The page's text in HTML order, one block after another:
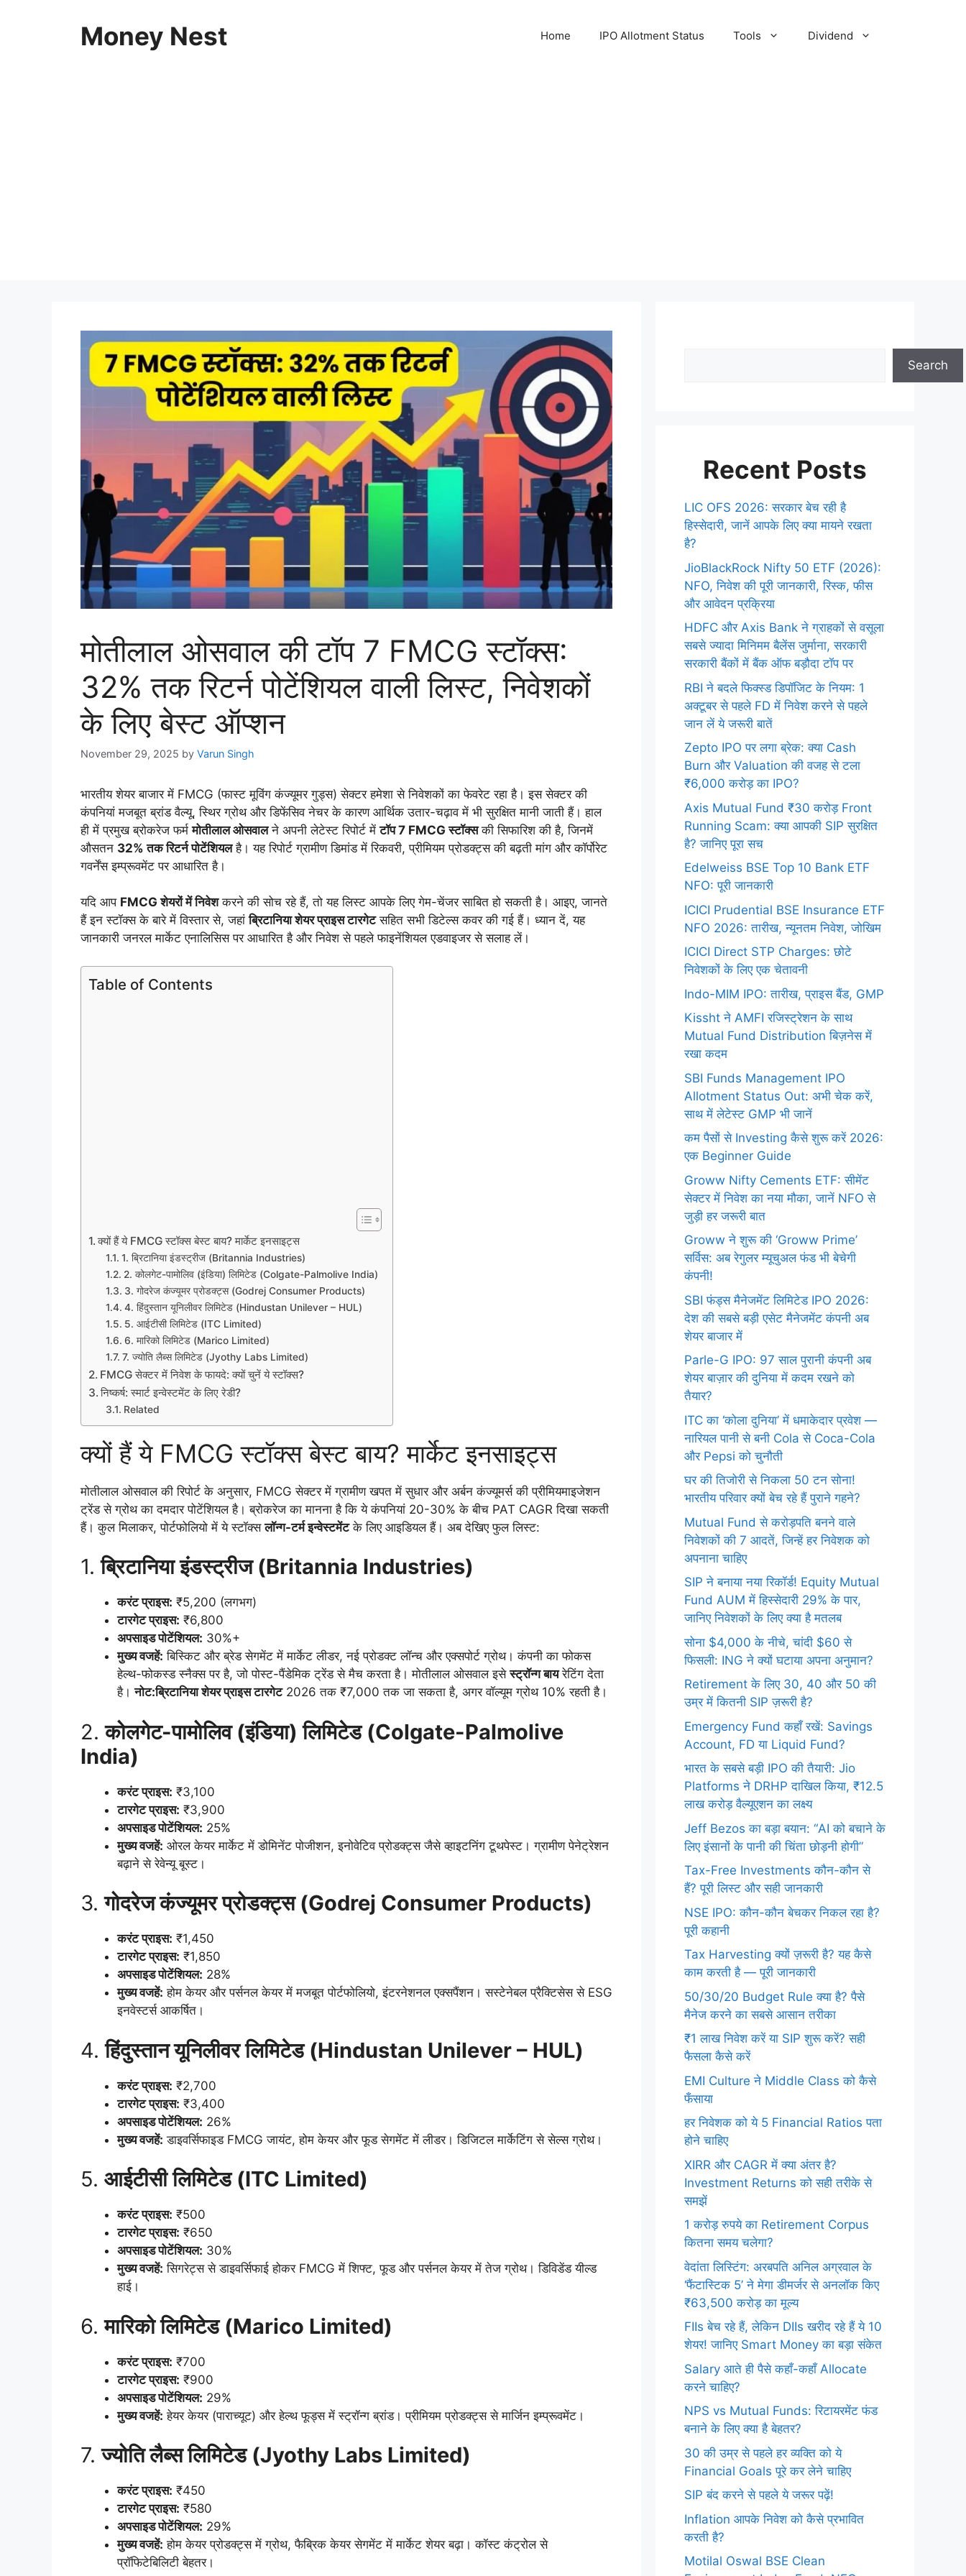
Money Nest Home IPO Allotment Status Tools Dividend
मोतीलाल ओसवाल की टॉप 7 FMCG स्टॉक्स:
32% तक रिटर्न पोटेंशियल वाली लिस्ट, निवेशकों
के लिए बेस्ट ऑप्शन
November 29, 2025 by Varun Singh
भारतीय शेयर बाजार में FMCG (फास्ट मूविंग कंज्यूमर गुड्स) सेक्टर हमेशा से निवेशकों का फेवरेट रहा है। इस सेक्टर की
कंपनियां मजबूत ब्रांड वैल्यू, स्थिर ग्रोथ और डिफेंसिव नेचर के कारण आर्थिक उतार-चढ़ाव में भी सुरक्षित मानी जाती हैं। हाल
ही में प्रमुख ब्रोकरेज फर्ममोतीलाल ओसवालने अपनी लेटेस्ट रिपोर्ट मेंटॉप 7 FMCG स्टॉक्सकी सिफारिश की है, जिनमें
औसतन 32% तक रिटर्न पोटेंशियलहै। यह रिपोर्ट ग्रामीण डिमांड में रिकवरी, प्रीमियम प्रोडक्ट्स की बढ़ती मांग और कॉर्पोरेट
गवर्नेंस इम्प्रूवमेंट पर आधारित है।
यदि आप FMCG शेयरों में निवेशकरने की सोच रहे हैं, तो यह लिस्ट आपके लिए गेम-चेंजर साबित हो सकती है। आइए, जानते
हैं इन स्टॉक्स के बारे में विस्तार से, जहांब्रिटानिया शेयर प्राइस टारगेटसहित सभी डिटेल्स कवर की गई हैं। ध्यान दें, यह
जानकारी जनरल मार्केट एनालिसिस पर आधारित है और निवेश से पहले फाइनेंशियल एडवाइजर से सलाह लें।
Table of Contents
क्यों हैं ये FMCG स्टॉक्स बेस्ट बाय? मार्केट इनसाइट्स
1. ब्रिटानिया इंडस्ट्रीज (Britannia Industries)
2. कोलगेट-पामोलिव (इंडिया) लिमिटेड (Colgate-Palmolive India)
3. गोदरेज कंज्यूमर प्रोडक्ट्स (Godrej Consumer Products)
4. हिंदुस्तान यूनिलीवर लिमिटेड (Hindustan Unilever – HUL)
5. आईटीसी लिमिटेड (ITC Limited)
6. मारिको लिमिटेड (Marico Limited)
7. ज्योति लैब्स लिमिटेड (Jyothy Labs Limited)
FMCG सेक्टर में निवेश के फायदे: क्यों चुनें ये स्टॉक्स?
निष्कर्ष: स्मार्ट इन्वेस्टमेंट के लिए रेडी?
Related
क्यों हैं ये FMCG स्टॉक्स बेस्ट बाय? मार्केट इनसाइट्स
मोतीलाल ओसवाल की रिपोर्ट के अनुसार, FMCG सेक्टर में ग्रामीण खपत में सुधार और अर्बन कंज्यूमर्स की प्रीमियमाइजेशन
ट्रेंड से ग्रोथ का दमदार पोटेंशियल है। ब्रोकरेज का मानना है कि ये कंपनियां 20-30% के बीच PAT CAGR दिखा सकती
हैं। कुल मिलाकर, पोर्टफोलियो में ये स्टॉक्सलॉन्ग-टर्म इन्वेस्टमेंटके लिए आइडियल हैं। अब देखिए फुल लिस्ट:
1.ब्रिटानिया इंडस्ट्रीज (Britannia Industries)
करंट प्राइस: ₹5,200 (लगभग)
टारगेट प्राइस: ₹6,800
अपसाइड पोटेंशियल: 30%+
मुख्य वजहें: बिस्किट और ब्रेड सेगमेंट में मार्केट लीडर, नई प्रोडक्ट लॉन्च और एक्सपोर्ट ग्रोथ। कंपनी का फोकस
हेल्थ-फोकस्ड स्नैक्स पर है, जो पोस्ट-पैंडेमिक ट्रेंड से मैच करता है। मोतीलाल ओसवाल इसेस्ट्रॉन्ग बायरेटिंग देता
है।नोट:ब्रिटानिया शेयर प्राइस टारगेट2026 तक ₹7,000 तक जा सकता है, अगर वॉल्यूम ग्रोथ 10% रहती है।
2.कोलगेट-पामोलिव (इंडिया) लिमिटेड (Colgate-Palmolive
India)
करंट प्राइस: ₹3,100
टारगेट प्राइस: ₹3,900
अपसाइड पोटेंशियल: 25%
मुख्यवजहें: ओरल केयर मार्केट में डोमिनेंट पोजीशन, इनोवेटिव प्रोडक्ट्स जैसे व्हाइटनिंग टूथपेस्ट। ग्रामीण पेनेट्रेशन
बढ़ाने से रेवेन्यू बूस्ट।
3.गोदरेज कंज्यूमर प्रोडक्ट्स (Godrej Consumer Products)
करंट प्राइस: ₹1,450
टारगेट प्राइस: ₹1,850
अपसाइड पोटेंशियल: 28%
मुख्यवजहें: होम केयर और पर्सनल केयर में मजबूत पोर्टफोलियो, इंटरनेशनल एक्सपैंशन। सस्टेनेबल प्रैक्टिसेस से ESG
इनवेस्टर्स आकर्षित।
4.हिंदुस्तान यूनिलीवर लिमिटेड (Hindustan Unilever – HUL)
करंट प्राइस: ₹2,700
टारगेट प्राइस: ₹3,400
अपसाइड पोटेंशियल: 26%
मुख्यवजहें: डाइवर्सिफाइड FMCG जायंट, होम केयर और फूड सेगमेंट में लीडर। डिजिटल मार्केटिंग से सेल्स ग्रोथ।
5. आईटीसी लिमिटेड (ITC Limited)
करंट प्राइस: ₹500
टारगेट प्राइस: ₹650
अपसाइड पोटेंशियल: 30%
मुख्यवजहें: सिगरेट्स से डाइवर्सिफाई होकर FMCG में शिफ्ट, फूड और पर्सनल केयर में तेज ग्रोथ। डिविडेंड यील्ड
हाई।
6.मारिको लिमिटेड (Marico Limited)
करंट प्राइस: ₹700
टारगेट प्राइस: ₹900
अपसाइड पोटेंशियल: 29%
मुख्यवजहें: हेयर केयर (पाराच्यूट) और हेल्थ फूड्स में स्ट्रॉन्ग ब्रांड। प्रीमियम प्रोडक्ट्स से मार्जिन इम्प्रूवमेंट।
7.ज्योति लैब्स लिमिटेड (Jyothy Labs Limited)
करंट प्राइस: ₹450
टारगेट प्राइस: ₹580
अपसाइड पोटेंशियल: 29%
मुख्यवजहें: होम केयर प्रोडक्ट्स में ग्रोथ, फैब्रिक केयर सेगमेंट में मार्केट शेयर बढ़ा। कॉस्ट कंट्रोल से
प्रॉफिटेबिलिटी बेहतर।
Search
Recent Posts
LIC OFS 2026: सरकार बेच रही है
हिस्सेदारी, जानें आपके लिए क्या मायने रखता
है?
JioBlackRock Nifty 50 ETF (2026):
NFO, निवेश की पूरी जानकारी, रिस्क, फीस
और आवेदन प्रक्रिया
HDFC और Axis Bank ने ग्राहकों से वसूला
सबसे ज्यादा मिनिमम बैलेंस जुर्माना, सरकारी
सरकारी बैंकों में बैंक ऑफ बड़ौदा टॉप पर
RBI ने बदले फिक्स्ड डिपॉजिट के नियम: 1
अक्टूबर से पहले FD में निवेश करने से पहले
जान लें ये जरूरी बातें
Zepto IPO पर लगा ब्रेक: क्या Cash
Burn और Valuation की वजह से टला
₹6,000 करोड़ का IPO?
Axis Mutual Fund ₹30 करोड़ Front
Running Scam: क्या आपकी SIP सुरक्षित
है? जानिए पूरा सच
Edelweiss BSE Top 10 Bank ETF
NFO: पूरी जानकारी
ICICI Prudential BSE Insurance ETF
NFO 2026: तारीख, न्यूनतम निवेश, जोखिम
ICICI Direct STP Charges: छोटे
निवेशकों के लिए एक चेतावनी
Indo-MIM IPO: तारीख, प्राइस बैंड, GMP
Kissht ने AMFI रजिस्ट्रेशन के साथ
Mutual Fund Distribution बिज़नेस में
रखा कदम
SBI Funds Management IPO
Allotment Status Out: अभी चेक करें,
साथ में लेटेस्ट GMP भी जानें
कम पैसों से Investing कैसे शुरू करें 2026:
एक Beginner Guide
Groww Nifty Cements ETF: सीमेंट
सेक्टर में निवेश का नया मौका, जानें NFO से
जुड़ी हर जरूरी बात
Groww ने शुरू की ‘Groww Prime’
सर्विस: अब रेगुलर म्यूचुअल फंड भी बेचेगी
कंपनी!
SBI फंड्स मैनेजमेंट लिमिटेड IPO 2026:
देश की सबसे बड़ी एसेट मैनेजमेंट कंपनी अब
शेयर बाजार में
Parle-G IPO: 97 साल पुरानी कंपनी अब
शेयर बाज़ार की दुनिया में कदम रखने को
तैयार?
ITC का ‘कोला दुनिया’ में धमाकेदार प्रवेश —
नारियल पानी से बनी Cola से Coca-Cola
और Pepsi को चुनौती
घर की तिजोरी से निकला 50 टन सोना!
भारतीय परिवार क्यों बेच रहे हैं पुराने गहने?
Mutual Fund से करोड़पति बनने वाले
निवेशकों की 7 आदतें, जिन्हें हर निवेशक को
अपनाना चाहिए
SIP ने बनाया नया रिकॉर्ड! Equity Mutual
Fund AUM में हिस्सेदारी 29% के पार,
जानिए निवेशकों के लिए क्या है मतलब
सोना $4,000 के नीचे, चांदी $60 से
फिसली: ING ने क्यों घटाया अपना अनुमान?
Retirement के लिए 30, 40 और 50 की
उम्र में कितनी SIP ज़रूरी है?
Emergency Fund कहाँ रखें: Savings
Account, FD या Liquid Fund?
भारत के सबसे बड़ी IPO की तैयारी: Jio
Platforms ने DRHP दाखिल किया, ₹12.5
लाख करोड़ वैल्यूएशन का लक्ष्य
Jeff Bezos का बड़ा बयान: “AI को बचाने के
लिए इंसानों के पानी की चिंता छोड़नी होगी”
Tax-Free Investments कौन-कौन से
हैं? पूरी लिस्ट और सही जानकारी
NSE IPO: कौन-कौन बेचकर निकल रहा है?
पूरी कहानी
Tax Harvesting क्यों ज़रूरी है? यह कैसे
काम करती है — पूरी जानकारी
50/30/20 Budget Rule क्या है? पैसे
मैनेज करने का सबसे आसान तरीका
₹1 लाख निवेश करें या SIP शुरू करें? सही
फैसला कैसे करें
EMI Culture ने Middle Class को कैसे
फँसाया
हर निवेशक को ये 5 Financial Ratios पता
होने चाहिए
XIRR और CAGR में क्या अंतर है?
Investment Returns को सही तरीके से
समझें
1 करोड़ रुपये का Retirement Corpus
कितना समय चलेगा?
वेदांता लिस्टिंग: अरबपति अनिल अग्रवाल के
‘फैंटास्टिक 5’ ने मेगा डीमर्जर से अनलॉक किए
₹63,500 करोड़ का मूल्य
FIIs बेच रहे हैं, लेकिन DIIs खरीद रहे हैं ये 10
शेयर! जानिए Smart Money का बड़ा संकेत
Salary आते ही पैसे कहाँ-कहाँ Allocate
करने चाहिए?
NPS vs Mutual Funds: रिटायरमेंट फंड
बनाने के लिए क्या है बेहतर?
30 की उम्र से पहले हर व्यक्ति को ये
Financial Goals पूरे कर लेने चाहिए
SIP बंद करने से पहले ये जरूर पढ़ें!
Inflation आपके निवेश को कैसे प्रभावित
करती है?
Motilal Oswal BSE Clean